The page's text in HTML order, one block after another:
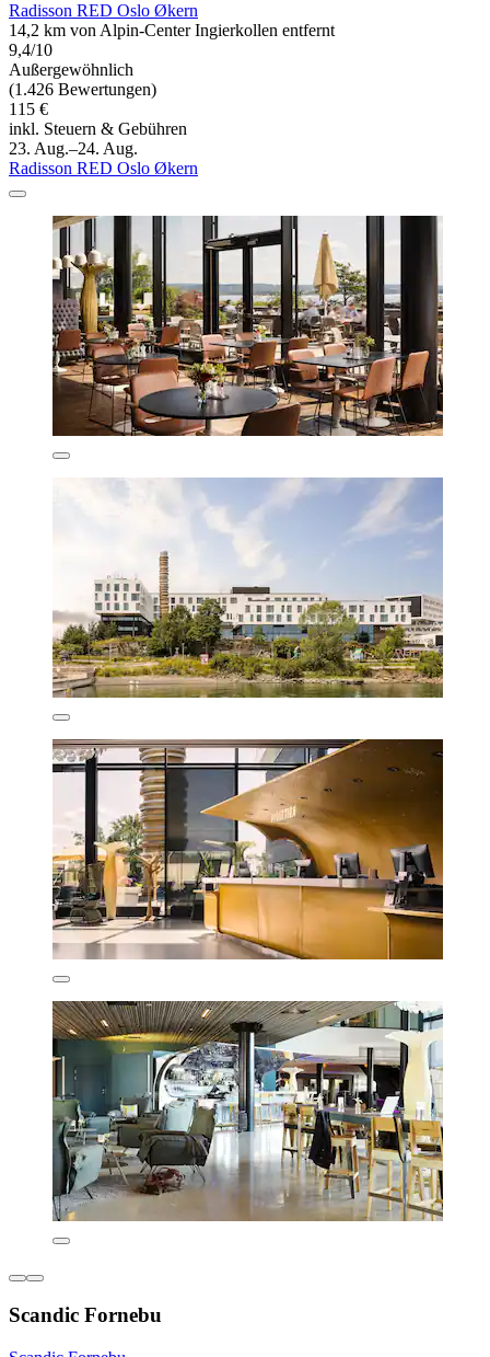
Radisson RED Oslo Økern
14,2 km von Alpin-Center Ingierkollen entfernt
9,4/10
Außergewöhnlich
(1.426 Bewertungen)
115 €
inkl. Steuern & Gebühren
23. Aug.–24. Aug.
Radisson RED Oslo Økern
Scandic Fornebu